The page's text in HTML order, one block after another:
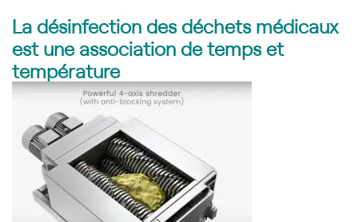
La désinfection des déchets médicaux
est une association de temps et
température